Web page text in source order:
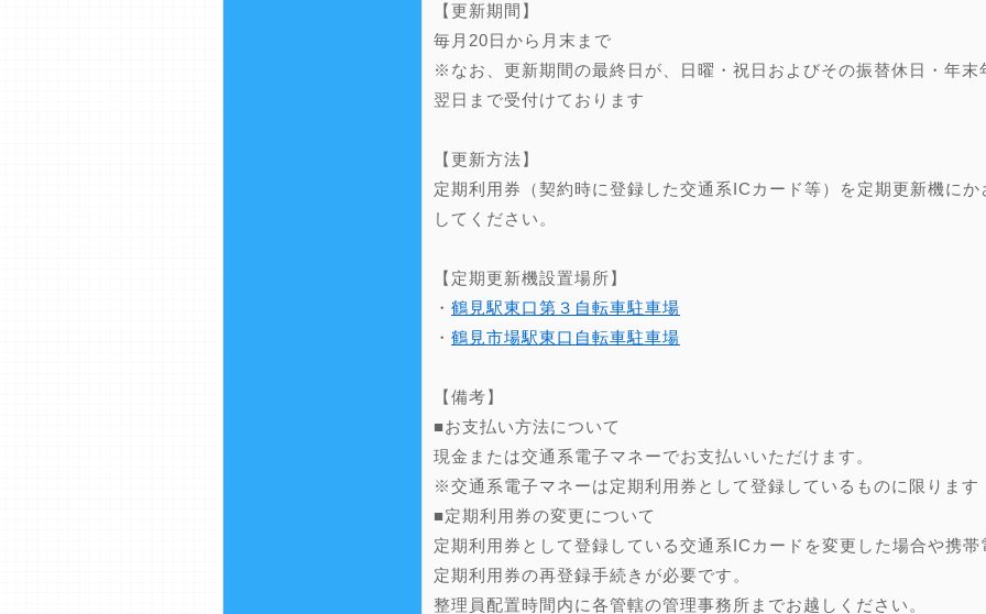
【更新期間】
毎月20日から月末まで
※なお、更新期間の最終日が、日曜・祝日およびその振替休日・年
翌日まで受付けております
【更新方法】
定期利用券（契約時に登録した交通系ICカード等）を定期更新機に
してください。
【定期更新機設置場所】
・ 鶴見駅東口第３自転車駐車場
・ 鶴見市場駅東口自転車駐車場
【備考】
■お支払い方法について
現金または交通系電子マネーでお支払いいただけます。
※交通系電子マネーは定期利用券として登録しているものに限ります
■定期利用券の変更について
定期利用券として登録している交通系ICカードを変更した場合や携
定期利用券の再登録手続きが必要です。
整理員配置時間内に各管轄の管理事務所までお越しください。